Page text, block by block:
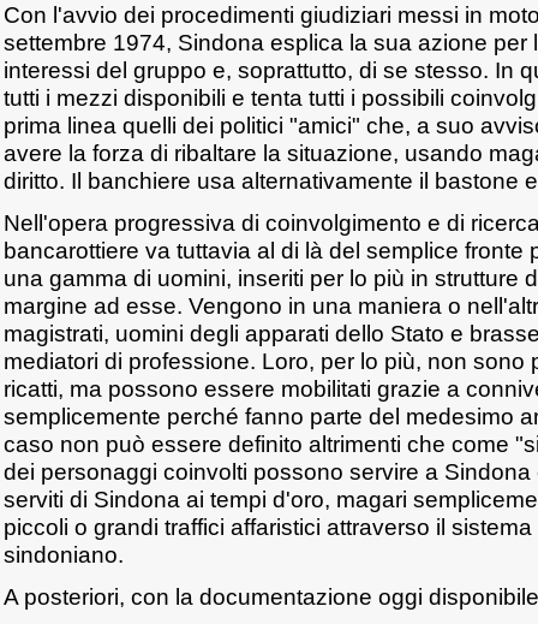
Con l'avvio dei procedimenti giudiziari messi in
settembre 1974, Sindona esplica la sua azione per
interessi del gruppo e, soprattutto, di se stesso. In
tutti i mezzi disponibili e tenta tutti i possibili
prima linea quelli dei politici "amici" che, a suo
avere la forza di ribaltare la situazione, usando
diritto. Il banchiere usa alternativamente il bastone
Nell'opera progressiva di coinvolgimento e di
bancarottiere va tuttavia al di là del semplice fronte
una gamma di uomini, inseriti per lo più in strutture
margine ad esse. Vengono in una maniera o
magistrati, uomini degli apparati dello Stato e
mediatori di professione. Loro, per lo più, non sono
ricatti, ma possono essere mobilitati grazie a
semplicemente perché fanno parte del medesimo
caso non può essere definito altrimenti che come
dei personaggi coinvolti possono servire a
serviti di Sindona ai tempi d'oro, magari
piccoli o grandi traffici affaristici attraverso il
sindoniano.
A posteriori, con la documentazione oggi